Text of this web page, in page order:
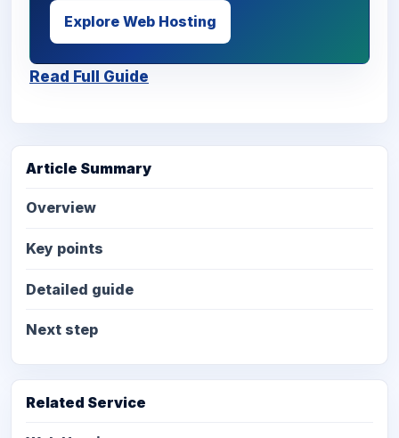
Explore Web Hosting
Read Full Guide
Article Summary
Overview
Key points
Detailed guide
Next step
Related Service